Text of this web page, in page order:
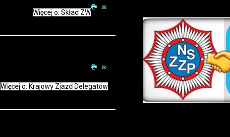
Więcej o: Skład ZW
Więcej o: Krajowy Zjazd Delegatów